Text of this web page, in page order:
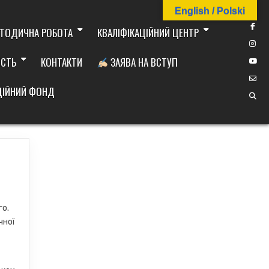
РОБОТА
КВАЛІФІКАЦІЙНИЙ ЦЕНТР
КОНТАКТИ
ЗАЯВА НА ВСТУП
ФОНД
English / Polski